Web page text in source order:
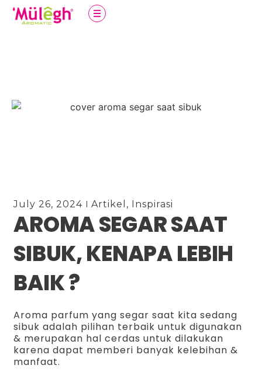
July 26, 2024 Artikel , Inspirasi
AROMA SEGAR SAAT
SIBUK, KENAPA LEBIH
BAIK ?
Aroma parfum yang segar saat kita sedang
sibuk adalah pilihan terbaik untuk digunakan
& merupakan hal cerdas untuk dilakukan
karena dapat memberi banyak kelebihan &
manfaat.